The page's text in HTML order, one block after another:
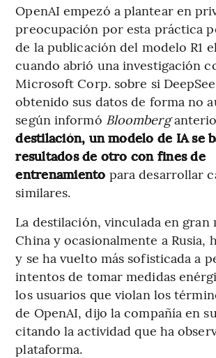
OpenAI empezó a plantear en
preocupación por esta práctica
de la publicación del modelo R1
cuando abrió una investigación
Microsoft Corp. sobre si
obtenido sus datos de forma no
según informó Bloomberg
destilación, un modelo de IA se
resultados de otro con fines de
entrenamiento para desarrollar
similares.
La destilación, vinculada en gran
China y ocasionalmente a Rusia,
y se ha vuelto más sofisticada a
intentos de tomar medidas
los usuarios que violan los
de OpenAI, dijo la compañía en
citando la actividad que ha
plataforma.